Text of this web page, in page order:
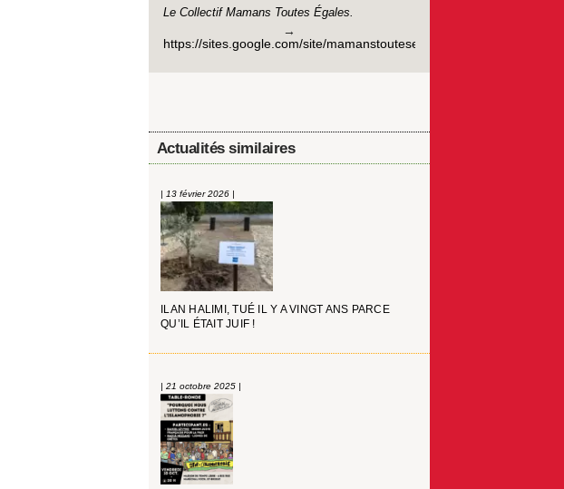
Le Collectif Mamans Toutes Égales.
https://sites.google.com/site/mamanstoutesegalestest/
Actualités similaires
| 13 février 2026 |
ILAN HALIMI, TUÉ IL Y A VINGT ANS PARCE
QU’IL ÉTAIT JUIF !
| 21 octobre 2025 |